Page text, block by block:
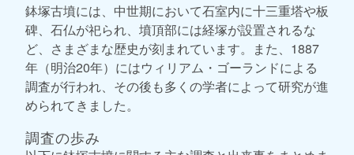
鉢塚古墳には、中世期において石室内に十三重塔や板
碑、石仏が祀られ、墳頂部には経塚が設置されるな
ど、さまざまな歴史が刻まれています。また、1887
年（明治20年）にはウィリアム・ゴーランドによる
調査が行われ、その後も多くの学者によって研究が進
められてきました。
調査の歩み